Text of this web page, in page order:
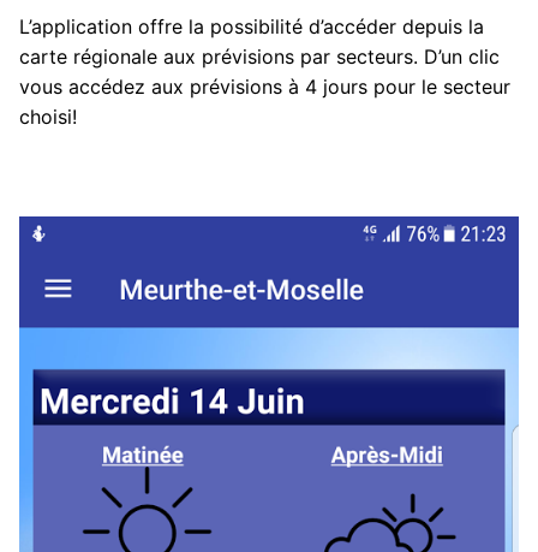
L’application offre la possibilité d’accéder depuis la
carte régionale aux prévisions par secteurs. D’un clic
vous accédez aux prévisions à 4 jours pour le secteur
choisi!